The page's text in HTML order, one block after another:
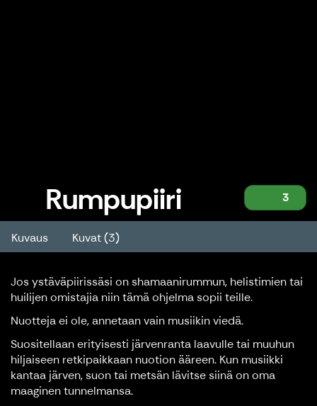
Rumpupiiri 3
Rumpupiiri
Kuvaus Kuvat (3)
Jos ystäväpiirissäsi on shamaanirummun, helistimien tai
huilijen omistajia niin tämä ohjelma sopii teille.
Nuotteja ei ole, annetaan vain musiikin viedä.
Suositellaan erityisesti järvenranta laavulle tai muuhun
hiljaiseen retkipaikkaan nuotion ääreen. Kun musiikki
kantaa järven, suon tai metsän lävitse siinä on oma
maaginen tunnelmansa.